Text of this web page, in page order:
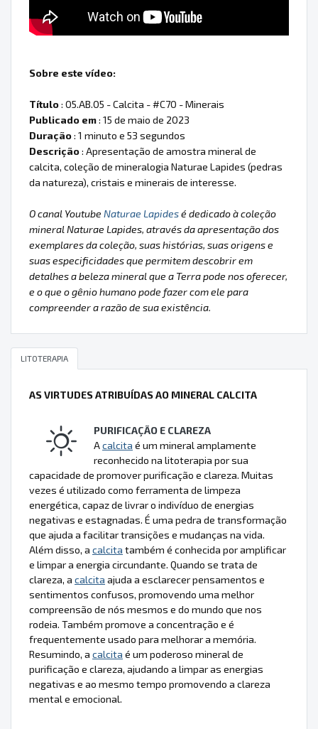
Sobre este vídeo:
Título: 05.AB.05 - Calcita - #C70 - Minerais
Publicado em: 15 de maio de 2023
Duração: 1 minuto e 53 segundos
Descrição: Apresentação de amostra mineral de
calcita, coleção de mineralogia Naturae Lapides (pedras
da natureza), cristais e minerais de interesse.
O canal Youtube Naturae Lapidesé dedicado à coleção
mineral Naturae Lapides, através da apresentação dos
exemplares da coleção, suas histórias, suas origens e
suas especificidades que permitem descobrir em
detalhes a beleza mineral que a Terra pode nos oferecer,
e o que o gênio humano pode fazer com ele para
compreender a razão de sua existência.
LITOTERAPIA
AS VIRTUDES ATRIBUÍDAS AO MINERAL CALCITA
PURIFICAÇÃO E CLAREZA
Acalcita é um mineral amplamente
reconhecido na litoterapia por sua
capacidade de promover purificação e clareza. Muitas
vezes é utilizado como ferramenta de limpeza
energética, capaz de livrar o indivíduo de energias
negativas e estagnadas. É uma pedra de transformação
que ajuda a facilitar transições e mudanças na vida.
Além disso, a calcita também é conhecida por amplificar
e limpar a energia circundante. Quando se trata de
clareza, a calcita ajuda a esclarecer pensamentos e
sentimentos confusos, promovendo uma melhor
compreensão de nós mesmos e do mundo que nos
rodeia. Também promove a concentração e é
frequentemente usado para melhorar a memória.
Resumindo, a calcita é um poderoso mineral de
purificação e clareza, ajudando a limpar as energias
negativas e ao mesmo tempo promovendo a clareza
mental e emocional.